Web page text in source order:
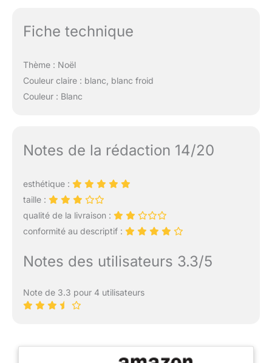
Fiche technique
Thème : Noël
Couleur claire : blanc, blanc froid
Couleur : Blanc
Notes de la rédaction 14/20
esthétique :
taille :
qualité de la livraison :
conformité au descriptif :
Notes des utilisateurs 3.3/5
Note de 3.3 pour 4 utilisateurs